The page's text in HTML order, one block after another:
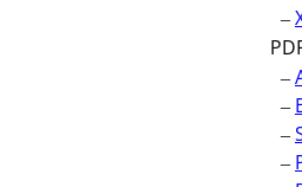
–
–
–
–
–